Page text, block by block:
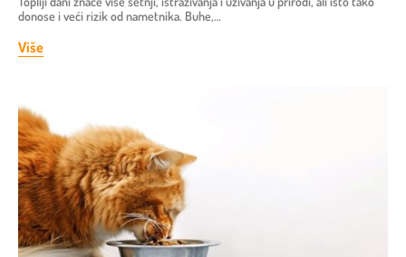
donose i veći rizik od nametnika. Buhe,…
Više